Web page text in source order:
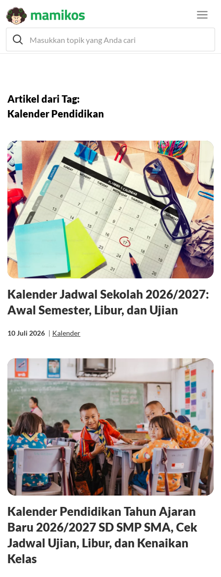
Artikel dari Tag:
Kalender Pendidikan
Kalender Jadwal Sekolah 2026/2027:
Awal Semester, Libur, dan Ujian
10 Juli 2026 | Kalender
Kalender Pendidikan Tahun Ajaran
Baru 2026/2027 SD SMP SMA, Cek
Jadwal Ujian, Libur, dan Kenaikan
Kelas